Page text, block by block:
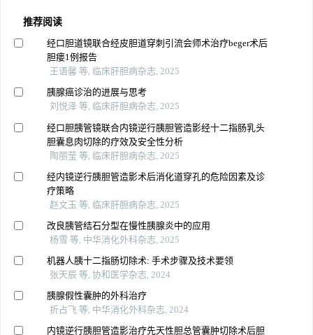
推荐阅读
经口胆道镜联合经皮胆道穿刺引流会师术治疗beger术后
胆瘘1例报告
王语馨 等, 临床肝胆病杂志, 2025
胰腺癌诊治的进展与思考
刘悦泽 等, 临床肝胆病杂志, 2025
经口胆胰管镜联合内镜逆行胰胆管造影经十二指肠乳头
胆囊息肉切除的疗效及安全性分析
陶丽莹 等, 临床肝胆病杂志, 2025
经内镜逆行胰胆管造影术后消化道穿孔的危险因素及诊
疗策略
赵文玉 等, 临床肝胆病杂志, 2025
改良胰管结石分型在慢性胰腺炎中的应用
杨雪 等, 中华消化外科杂志, 2025
机器人胰十二指肠切除术: 手术步骤及技术要领
张天辰 等, 协和医学杂志, 2024
胰腺假性囊肿的外科治疗
折占飞 等, 中华消化外科杂志, 2024
内镜逆行胰胆管造影治疗先天性胆总管囊肿切除术后胆